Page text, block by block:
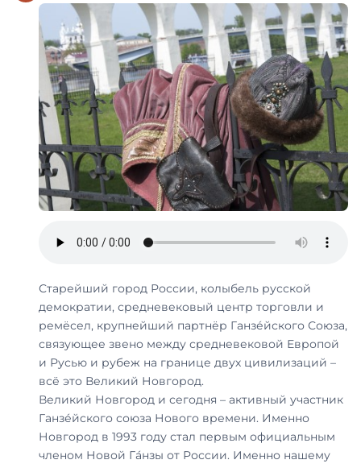
Старейший город России, колыбель русской
демократии, средневековый центр торговли и
ремёсел, крупнейший партнёр Ганзе́йского Союза,
связующее звено между средневековой Европой
и Русью и рубеж на границе двух цивилизаций –
всё это Великий Новгород.
Великий Новгород и сегодня – активный участник
Ганзе́йского союза Нового времени. Именно
Новгород в 1993 году стал первым официальным
членом Новой Га́нзы от России. Именно нашему